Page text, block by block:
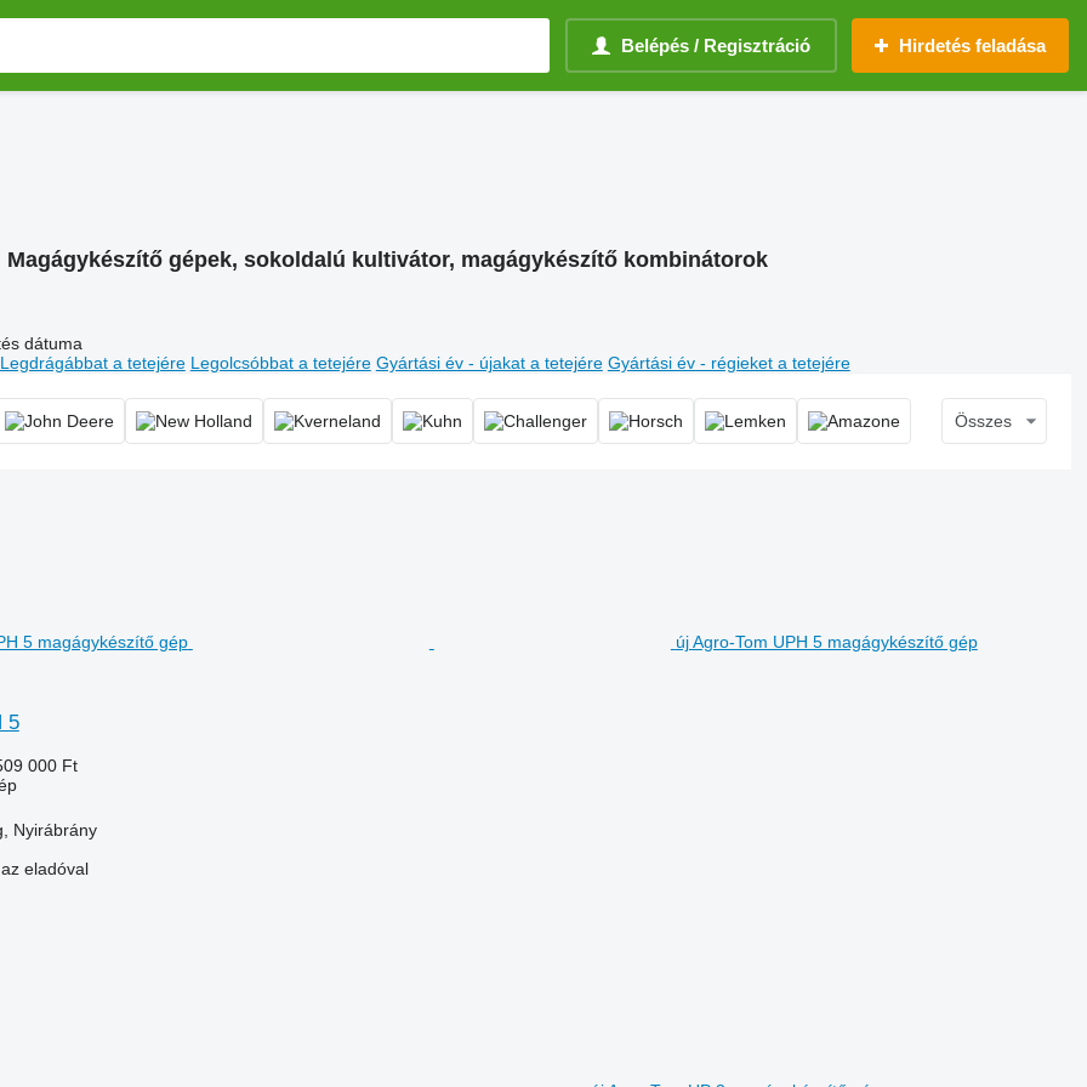
Belépés / Regisztráció Hirdetés feladása
Magágykészítő gépek, sokoldalú kultivátor, magágykészítő kombinátorok
dátuma
Legdrágábbat a tetejére Legolcsóbbat a tetejére Gyártási év - újakat a tetejére Gyártási év - régieket a tetejére
Összes
új Agro-Tom UPH 5 magágykészítő gép
5
000 Ft
Nyirábrány
eladóval